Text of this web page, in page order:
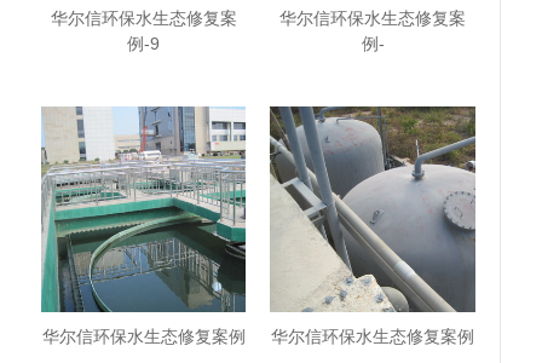
华尔信环保水生态修复案
例-9
华尔信环保水生态修复案
例-
华尔信环保水生态修复案例 华尔信环保水生态修复案例